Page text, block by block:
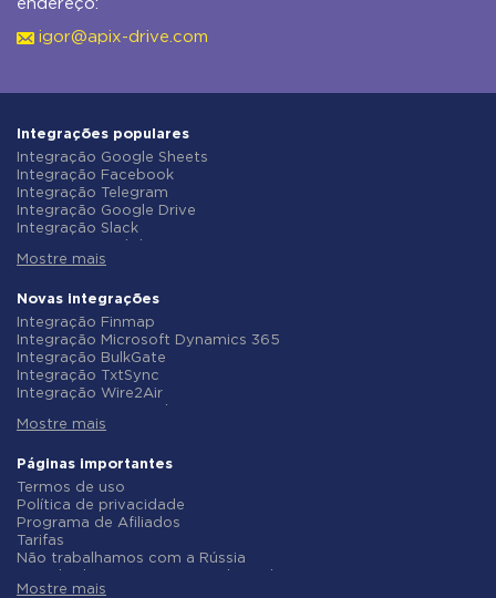
endereço:
igor@apix-drive.com
Integrações populares
Integração Google Sheets
Integração Facebook
Integração Telegram
Integração Google Drive
Integração Slack
Integração Gmail
Integração ClickUp
Integração Airtable
Integração Google Contacts
Integração OpenAI (ChatGPT)
Integração Instagram
Integração ActiveCampaign
Integração Typeform
Integração Salesforce CRM
Integração Notion
Integração AWeber
Integração Asana
Integração ZOHO CRM
Integração Webhooks
Integração GetResponse
Integração WooCommerce
Mostre mais
Novas integrações
Integração Finmap
Integração Microsoft Dynamics 365
Integração BulkGate
Integração TxtSync
Integração Wire2Air
Integração Infobip
Integração AtomPark
Integração TXTImpact
Integração Campaign Monitor
Integração CM.com
Integração D7 Networks
Integração SMS.to
Integração SMSGlobal
Integração Textlocal
Mostre mais
Páginas importantes
Termos de uso
Política de privacidade
Programa de Afiliados
Tarifas
Não trabalhamos com a Rússia
Politica de reembolso
Mostre mais